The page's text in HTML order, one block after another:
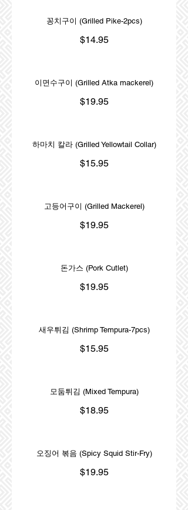
꽁치구이 (Grilled Pike-2pcs)
$14.95
이면수구이 (Grilled Atka mackerel)
$19.95
하마치 칼라 (Grilled Yellowtail Collar)
$15.95
고등어구이 (Grilled Mackerel)
$19.95
돈가스 (Pork Cutlet)
$19.95
새우튀김 (Shrimp Tempura-7pcs)
$15.95
모둠튀김 (Mixed Tempura)
$18.95
오징어 볶음 (Spicy Squid Stir-Fry)
$19.95